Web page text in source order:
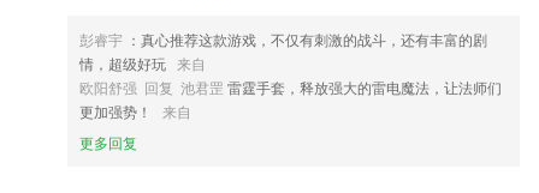
彭睿宇 ：真心推荐这款游戏，不仅有刺激的战斗，还有丰富的剧
情，超级好玩 来自
欧阳舒强 回复 池君罡 雷霆手套，释放强大的雷电魔法，让法师们
更加强势！
来自
更多回复